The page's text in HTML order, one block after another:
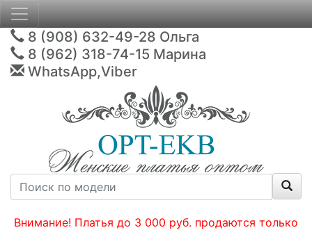
8 (908) 632-49-28 Ольга
8 (962) 318-74-15 Марина
WhatsApp,Viber
Внимание! Платья до 3 000 руб. продаются только